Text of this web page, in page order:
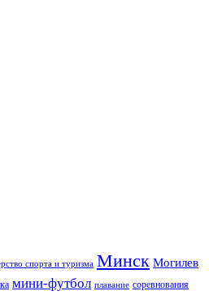
спорта и туризма Минск Могилев
мини-футбол плавание соревнования